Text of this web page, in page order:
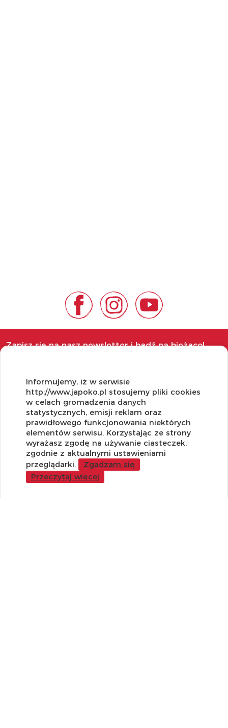
Zapisz się na nasz newsletter i bądź na bieżąco!
OBSŁUGA KLIENTA
Regulamin i Polityka Cookies
Dostawa, Reklamacje i Zwroty
Metody płatności
Standardy jakości i bezpieczeństwa
WARTO WIEDZIEĆ
Informujemy, iż w serwisie
http://www.japoko.pl stosujemy pliki cookies
w celach gromadzenia danych
statystycznych, emisji reklam oraz
prawidłowego funkcjonowania niektórych
elementów serwisu. Korzystając ze strony
wyrażasz zgodę na używanie ciasteczek,
zgodnie z aktualnymi ustawieniami
przeglądarki.
Zgadzam się
Przeczytaj więcej